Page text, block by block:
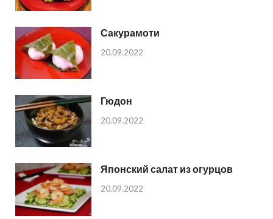
Сакурамоти
20.09.2022
Гюдон
20.09.2022
Японский салат из огурцов
20.09.2022